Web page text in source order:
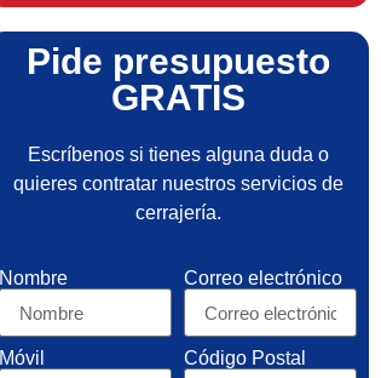
Pide presupuesto
GRATIS
Escríbenos si tienes alguna duda o
quieres contratar nuestros servicios de
cerrajería.
Nombre Correo electrónico
Móvil Código Postal